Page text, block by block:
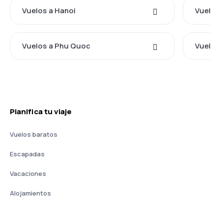
Vuelos a Hanoi
Vuelos a Phu Quoc
Planifica tu viaje
Vuelos baratos
Escapadas
Vacaciones
Alojamientos